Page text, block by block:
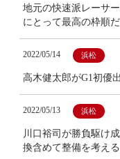
地元の快速派レーサ
にとって最高の枠順
2022/05/14 浜松
高木健太郎がG1初優
2022/05/13 浜松
川口裕司が勝負駆け
換含めて整備を考え